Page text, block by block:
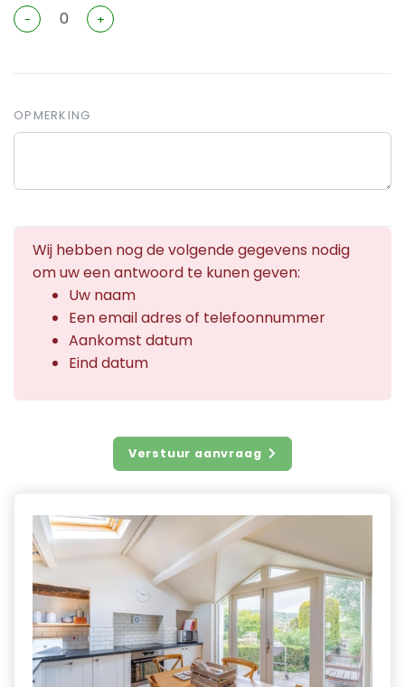
-
+
OPMERKING
Wij hebben nog de volgende gegevens nodig
om uw een antwoord te kunen geven:
Uw naam
Een email adres of telefoonnummer
Aankomst datum
Eind datum
Verstuur aanvraag